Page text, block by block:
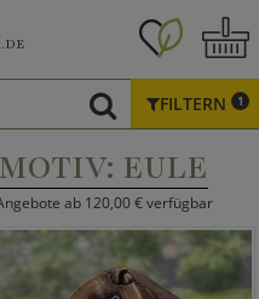
.DE
FILTERN 1
EULE
ab 120,00 € verfügbar